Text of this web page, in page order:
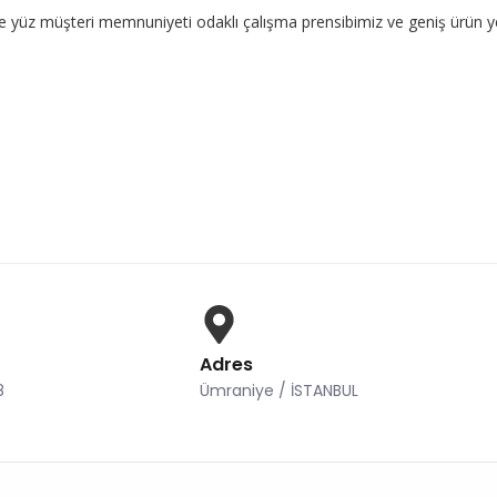
memnuniyeti odaklı çalışma prensibimiz ve geniş ürün
Adres
Ümraniye / İSTANBUL